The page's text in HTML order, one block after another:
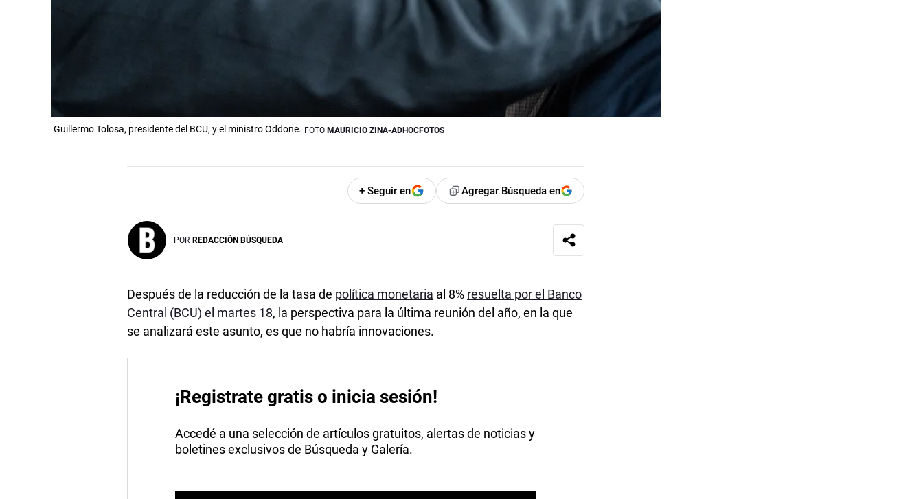
Guillermo Tolosa, presidente del BCU, y el ministro Oddone. FOTO MAURICIO ZINA-ADHOCFOTOS
+ Seguir en Agregar Búsqueda en
POR REDACCIÓN BÚSQUEDA
Después de la reducción de la tasa de política monetaria al 8% resuelta por el Banco
Central (BCU) el martes 18, la perspectiva para la última reunión del año, en la que
se analizará este asunto, es que no habría innovaciones.
¡Registrate gratis o inicia sesión!
Accedé a una selección de artículos gratuitos, alertas de noticias y
boletines exclusivos de Búsqueda y Galería.